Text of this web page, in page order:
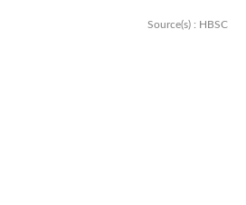
Source(s) : HBSC